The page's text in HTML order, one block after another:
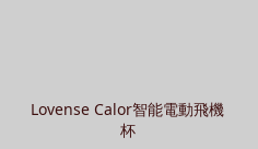
Lovense Calor智能電動飛機
杯